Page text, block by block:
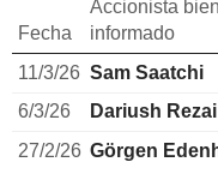
Fecha
Accionista bien
informado
11/3/26 Sam Saatchi
6/3/26
Dariush Rezai
27/2/26 Görgen